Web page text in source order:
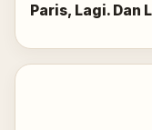
Paris, Lagi. Dan